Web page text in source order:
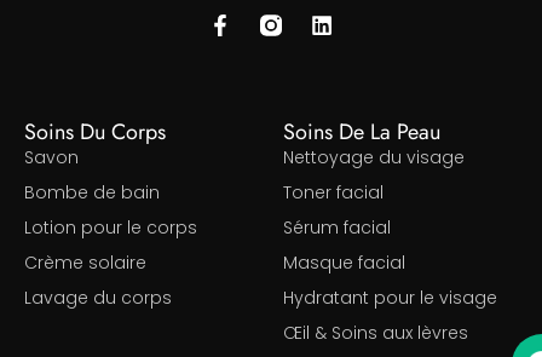
Soins Du Corps
Savon
Bombe de bain
Lotion pour le corps
Crème solaire
Lavage du corps
Soins De La Peau
Nettoyage du visage
Toner facial
Sérum facial
Masque facial
Hydratant pour le visage
Œil & Soins aux lèvres